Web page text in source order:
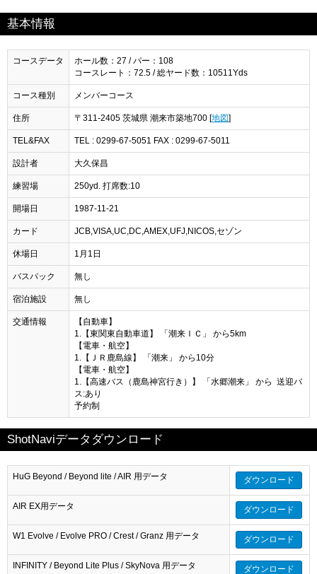
基本情報
コースデータ
ホール数：27 / パー：108
コースレート：72.5 / 総ヤード数：10511Yds
コース種別 メンバーコース
住所 〒311-2405 茨城県 潮来市築地700 [地図]
TEL&FAX TEL : 0299-67-5051 FAX : 0299-67-5011
設計者 大久保昌
練習場 250yd. 打席数:10
開場日 1987-11-21
カード JCB,VISA,UC,DC,AMEX,UFJ,NICOS,セゾン
休場日 1月1日
バスパック 無し
宿泊施設 無し
交通情報
【自動車】
1.【東関東自動車道】 「潮来ＩＣ」 から5km
【電車・航空】
1.【ＪＲ鹿島線】 「潮来」 から10分
【電車・航空】
1.【高速バス（鹿島神宮行き）】 「水郷潮来」 から 送迎バ
ス:あり
予約制
ShotNaviデータダウンロード
HuG Beyond / Beyond lite / AIR 用データ ダウンロード
AIR EX用データ ダウンロード
W1 Evolve / Evolve PRO / Crest / Granz 用データ ダウンロード
INFINITY / Beyond Lite Plus / SkyNova 用データ ダウンロード